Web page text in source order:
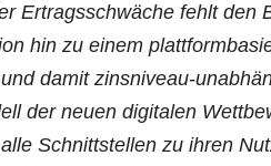
Ertrags­schwä­che fehlt den
hin zu einem
damit zins­ni­veau-
der neu­en digi­ta­len
Schnitt­stel­len zu ihren